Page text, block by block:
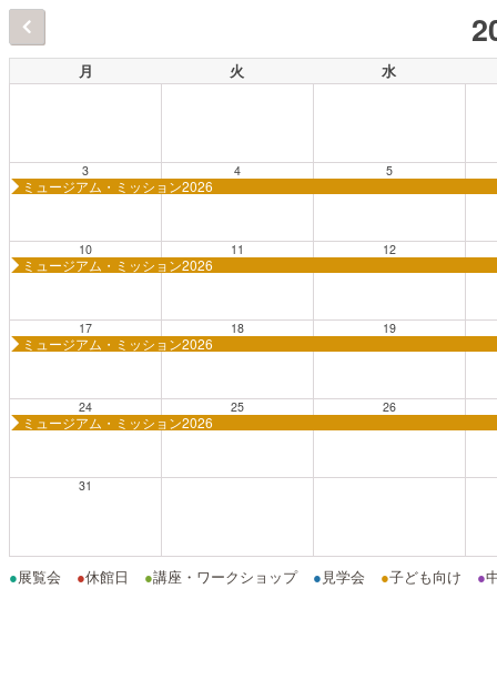
月 火 水
3
ミュージアム・ミッション2026
4 5
10
ミュージアム・ミッション2026
11 12
17
ミュージアム・ミッション2026
18 19
24
ミュージアム・ミッション2026
25 26
31
●展覧会 ●休館日 ●講座・ワークショップ ● 見学会 ●子ども向け ●